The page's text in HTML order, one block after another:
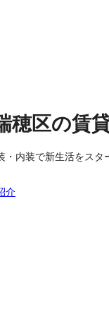
穂区の賃
内装で新生活をス
介